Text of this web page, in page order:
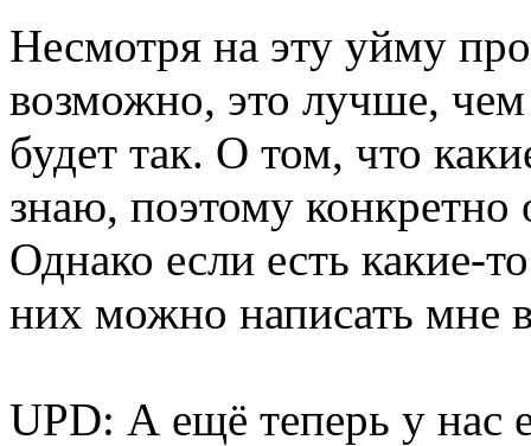
Несмотря на эту уйму
возможно, это лучше,
будет так. О том, что
знаю, поэтому конкретно
Однако если есть какие-
них можно написать мне
UPD: А ещё теперь у нас